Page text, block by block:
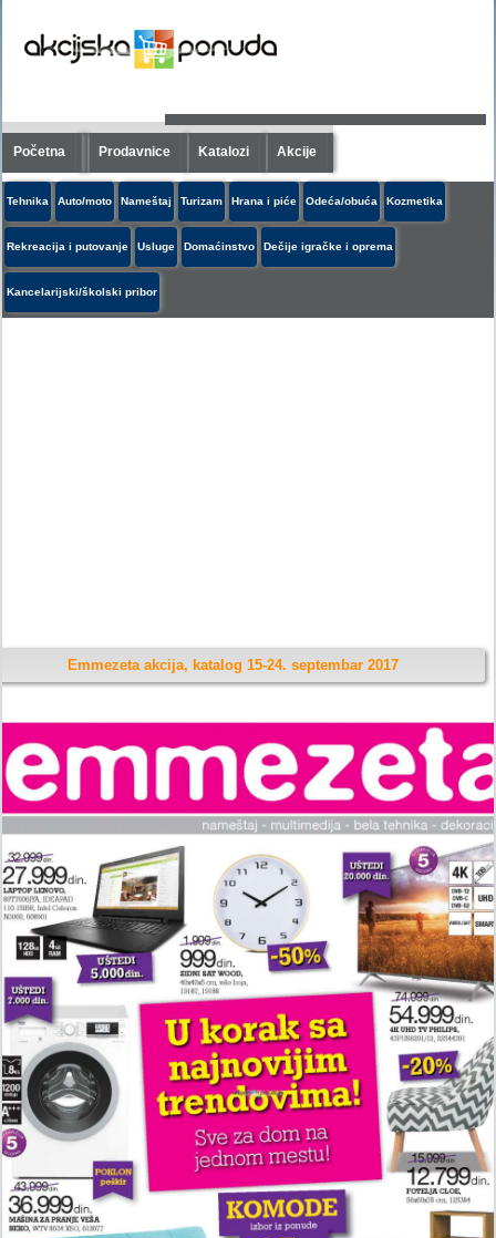
Početna Prodavnice Katalozi Akcije
Tehnika Auto/moto Nameštaj Turizam Hrana i piće Odeća/obuća Kozmetika
Rekreacija i putovanje Usluge Domaćinstvo Dečije igračke i oprema
Kancelarijski/školski pribor
Emmezeta akcija, katalog 15-24. septembar 2017